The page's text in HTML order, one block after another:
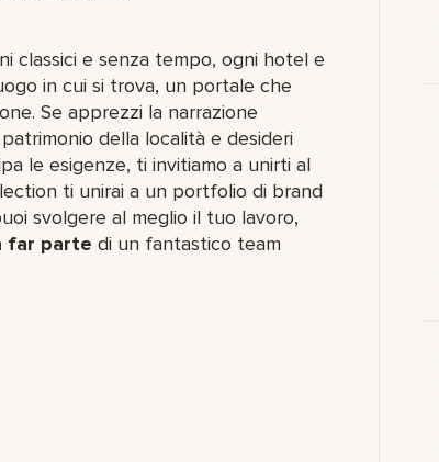
classici e senza tempo, ogni hotel e
in cui si trova, un portale che
Se apprezzi la narrazione
della località e desideri
le esigenze, ti invitiamo a unirti al
ti unirai a un portfolio di brand
svolgere al meglio il tuo lavoro,
far parte di un fantastico team